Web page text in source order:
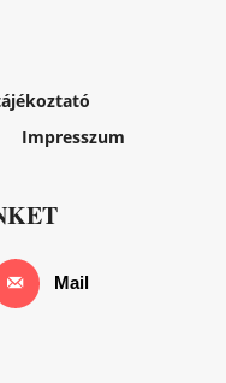
Impresszum
Mail